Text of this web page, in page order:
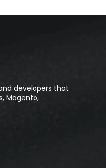
developers that
Magento,